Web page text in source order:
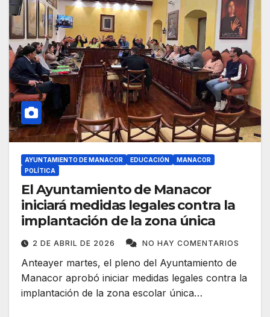
AYUNTAMIENTO DE MANACOR EDUCACIÓN
MANACOR
POLÍTICA
El Ayuntamiento de Manacor
iniciará medidas legales contra la
implantación de la zona única
2 DE ABRIL DE 2026 NO HAY COMENTARIOS
Anteayer martes, el pleno del Ayuntamiento de
Manacor aprobó iniciar medidas legales contra la
implantación de la zona escolar única…